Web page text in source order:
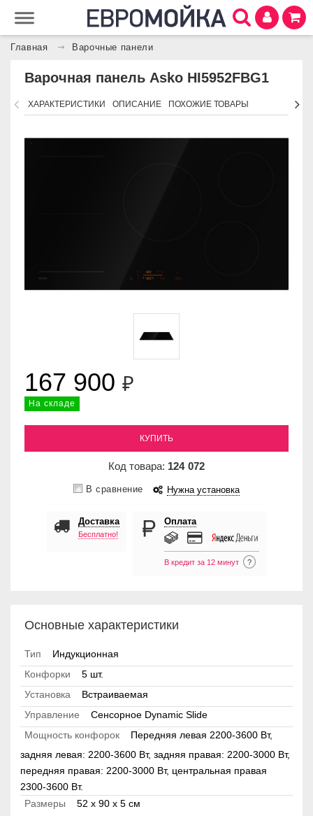
Главная Варочные панели
Варочная панель Asko HI5952FBG1
ХАРАКТЕРИСТИКИ ОПИСАНИЕ ПОХОЖИЕ ТОВАРЫ
167 900 ₽
На складе
КУПИТЬ
Код товара: 124 072
В сравнение Нужна установка
Доставка
Бесплатно!
Оплата
В кредит за 12 минут ?
Основные характеристики
Тип
Индукционная
Конфорки
5 шт.
Установка
Встраиваемая
Управление
Сенсорное Dynamic Slide
Мощность конфорок
Передняя левая 2200-3600 Вт,
задняя левая: 2200-3600 Вт, задняя правая: 2200-3000 Вт,
передняя правая: 2200-3000 Вт, центральная правая
2300-3600 Вт.
Размеры
52 x 90 х 5 см